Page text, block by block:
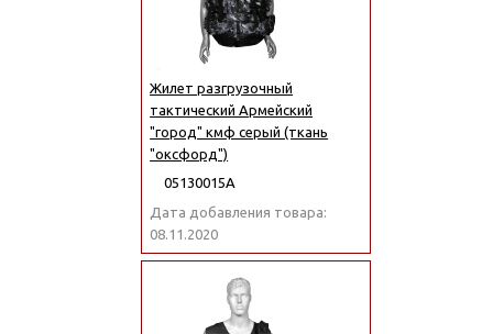
Жилет разгрузочный
тактический Армейский
"город" кмф серый (ткань
"оксфорд")
05130015А
Дата добавления товара:
08.11.2020